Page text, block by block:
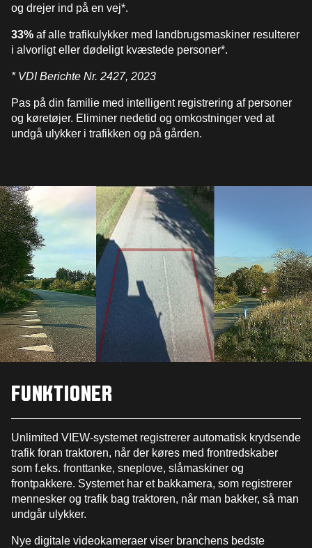
og drejer ind på en vej*.
33% af alle trafikulykker med landbrugsmaskiner resulterer
i alvorligt eller dødeligt kvæstede personer*.
* VDI Berichte Nr. 2427, 2023​
Pas på din familie med intelligent registrering af personer
og køretøjer. Eliminer nedetid og omkostninger ved at
undgå ulykker i trafikken og på gården.
FUNKTIONER
Unlimited VIEW-systemet registrerer automatisk krydsende
trafik foran traktoren, når der køres med frontredskaber
som f.eks. fronttanke, sneplove, slåmaskiner og
frontpakkere. Systemet har et bakkamera, som registrerer
mennesker og trafik bag traktoren, når man bakker, så man
undgår ulykker.
Nye digitale videokameraer viser branchens bedste